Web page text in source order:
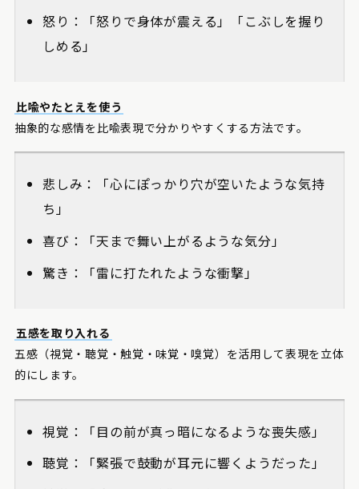
怒り：「怒りで身体が震える」「こぶしを握り
しめる」
比喩やたとえを使う
抽象的な感情を比喩表現で分かりやすくする方法です。
悲しみ：「心にぽっかり穴が空いたような気持
ち」
喜び：「天まで舞い上がるような気分」
驚き：「雷に打たれたような衝撃」
五感を取り入れる
五感（視覚・聴覚・触覚・味覚・嗅覚）を活用して表現を立体
的にします。
視覚：「目の前が真っ暗になるような喪失感」
聴覚：「緊張で鼓動が耳元に響くようだった」